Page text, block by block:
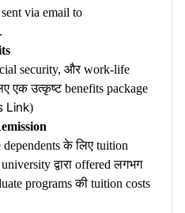
via email to
.
security, और work-life
एक उत्कृष्ट benefits package
Link)
के लिए tuition
द्वारा offered लगभग
programs की tuition costs